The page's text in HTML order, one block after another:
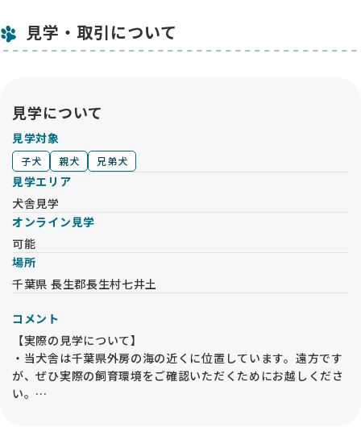
る素晴らしいプラットフォームです！利用して本当に良かった
です。🐾
見学・取引について
見学について
見学対象
子犬 親犬 兄弟犬
見学エリア
犬舎見学
オンライン見学
可能
場所
千葉県 長生郡長生村七井土
コメント
【実際の見学について】
・当犬舎は千葉県外房の海の近くに位置しています。遠方です
が、ぜひ実際の飼育環境をご確認いただくためにお越しくださ
い。